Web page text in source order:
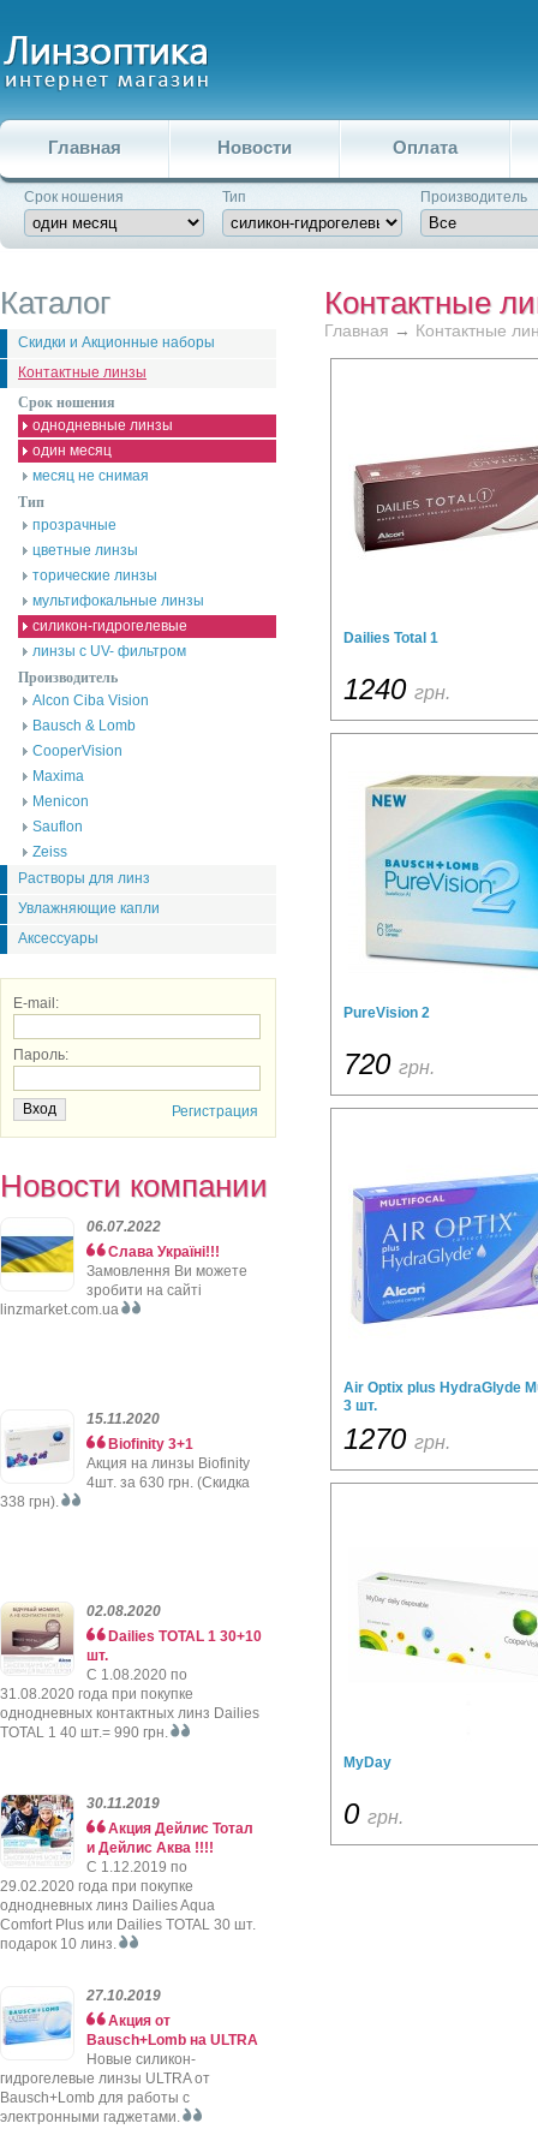
Главная Новости Оплата
Срок ношения Тип Производитель
Каталог
Скидки и Акционные наборы
Контактные линзы
Срок ношения
однодневные линзы
один месяц
месяц не снимая
Тип
прозрачные
цветные линзы
торические линзы
мультифокальные линзы
силикон-гидрогелевые
линзы с UV- фильтром
Производитель
Alcon Ciba Vision
Bausch & Lomb
CooperVision
Maxima
Menicon
Sauflon
Zeiss
Растворы для линз
Увлажняющие капли
Аксессуары
E-mail:
Пароль:
Регистрация
Новости компании
06.07.2022
Слава Україні!!!
Замовлення Ви можете
зробити на сайті
linzmarket.com.ua
15.11.2020
Biofinity 3+1
Акция на линзы Biofinity
4шт. за 630 грн. (Скидка
338 грн).
02.08.2020
Dailies TOTAL 1 30+10
шт.
C 1.08.2020 по
31.08.2020 года при покупке
однодневных контактных линз Dailies
TOTAL 1 40 шт.= 990 грн.
30.11.2019
Акция Дейлис Тотал
и Дейлис Аква !!!!
C 1.12.2019 по
29.02.2020 года при покупке
однодневных линз Dailies Aqua
Comfort Plus или Dailies TOTAL 30 шт.
подарок 10 линз.
27.10.2019
Акция от
Bausch+Lomb на ULTRA
Новые силикон-
гидрогелевые линзы ULTRA от
Bausch+Lomb для работы с
электронными гаджетами.
Контактные
Главная → Контактные
Dailies Total 1
1240 грн.
PureVision 2
720 грн.
Air Optix plus HydraGlyde
3 шт.
1270 грн.
MyDay
0 грн.